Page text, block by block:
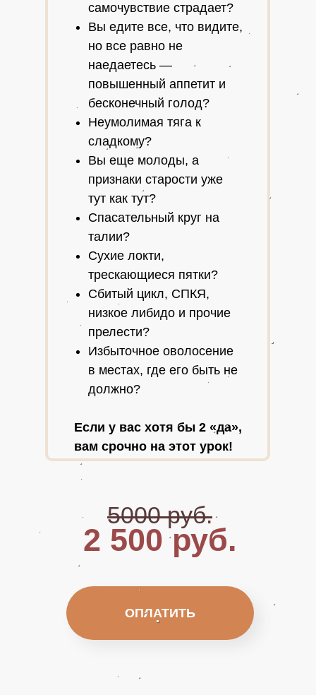
самочувствие страдает?
Вы едите все, что видите,
но все равно не
наедаетесь —
повышенный аппетит и
бесконечный голод?
Неумолимая тяга к
сладкому?
Вы еще молоды, а
признаки старости уже
тут как тут?
Спасательный круг на
талии?
Сухие локти,
трескающиеся пятки?
Сбитый цикл, СПКЯ,
низкое либидо и прочие
прелести?
Избыточное оволосение
в местах, где его быть не
должно?
Если у вас хотя бы 2 «да»,
вам срочно на этот урок!
ОПЛАТИТЬ
5000 руб.
2 500 руб.